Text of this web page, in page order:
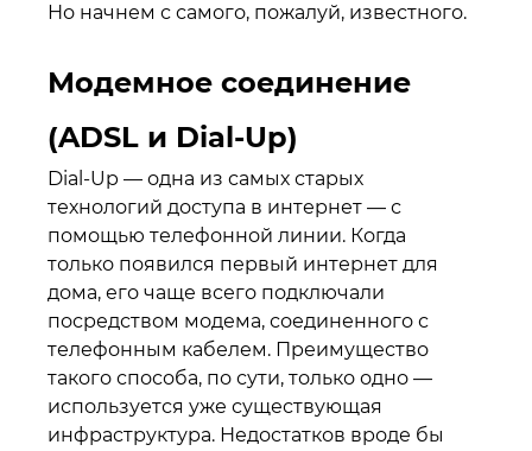
Но начнем с самого, пожалуй, известного.
Модемное соединение
(ADSL и Dial-Up)
Dial-Up — одна из самых старых
технологий доступа в интернет — с
помощью телефонной линии. Когда
только появился первый интернет для
дома, его чаще всего подключали
посредством модема, соединенного с
телефонным кабелем. Преимущество
такого способа, по сути, только одно —
используется уже существующая
инфраструктура. Недостатков вроде бы